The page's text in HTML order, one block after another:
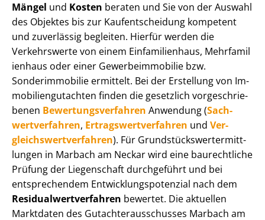
Mängel und Kosten beraten und Sie von der Auswahl
des Objektes bis zur Kauf­ent­schei­dung kompetent
und zuverlässig begleiten. Hierfür werden die
Verkehrswerte von einem Einfamilienhaus, Mehr­fa­mi­l
i­en­haus oder einer Ge­wer­be­im­mo­bi­lie bzw.
Sonderimmobilie ermittelt. Bei der Erstellung von Im­
mo­bi­li­en­gut­ach­ten finden die gesetzlich vor­ge­schrie­
be­nen Be­wer­tungs­ver­fah­ren Anwendung (Sach­
wert­ver­fah­ren, Er­trags­wert­ver­fah­ren und Ver­
gleichs­wert­ver­fah­ren). Für Grund­stücks­wert­ermitt­
lun­gen in Marbach am Neckar wird eine baurechtliche
Prüfung der Liegenschaft durchgeführt und bei
entsprechendem Ent­wick­lungs­po­ten­zi­al nach dem
Re­si­du­al­wert­ver­fah­ren bewertet. Die aktuellen
Marktdaten des Gut­ach­ter­aus­schus­ses Marbach am